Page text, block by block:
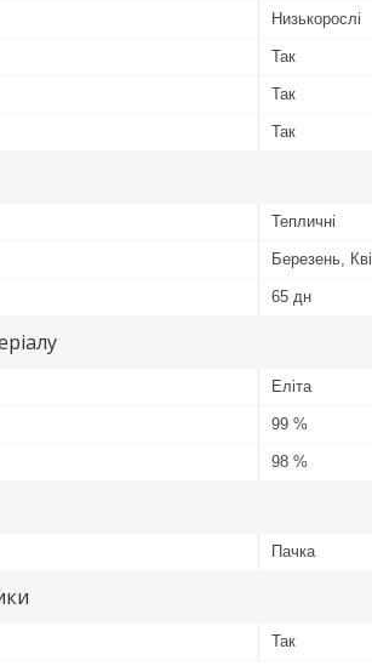
Низькорослі
Так
Так
Так
Тепличні
Березень,
65 дн
Еліта
99 %
98 %
Пачка
Так